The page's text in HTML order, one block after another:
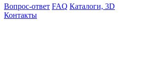
Вопрос-ответ FAQ Каталоги, 3D
Контакты